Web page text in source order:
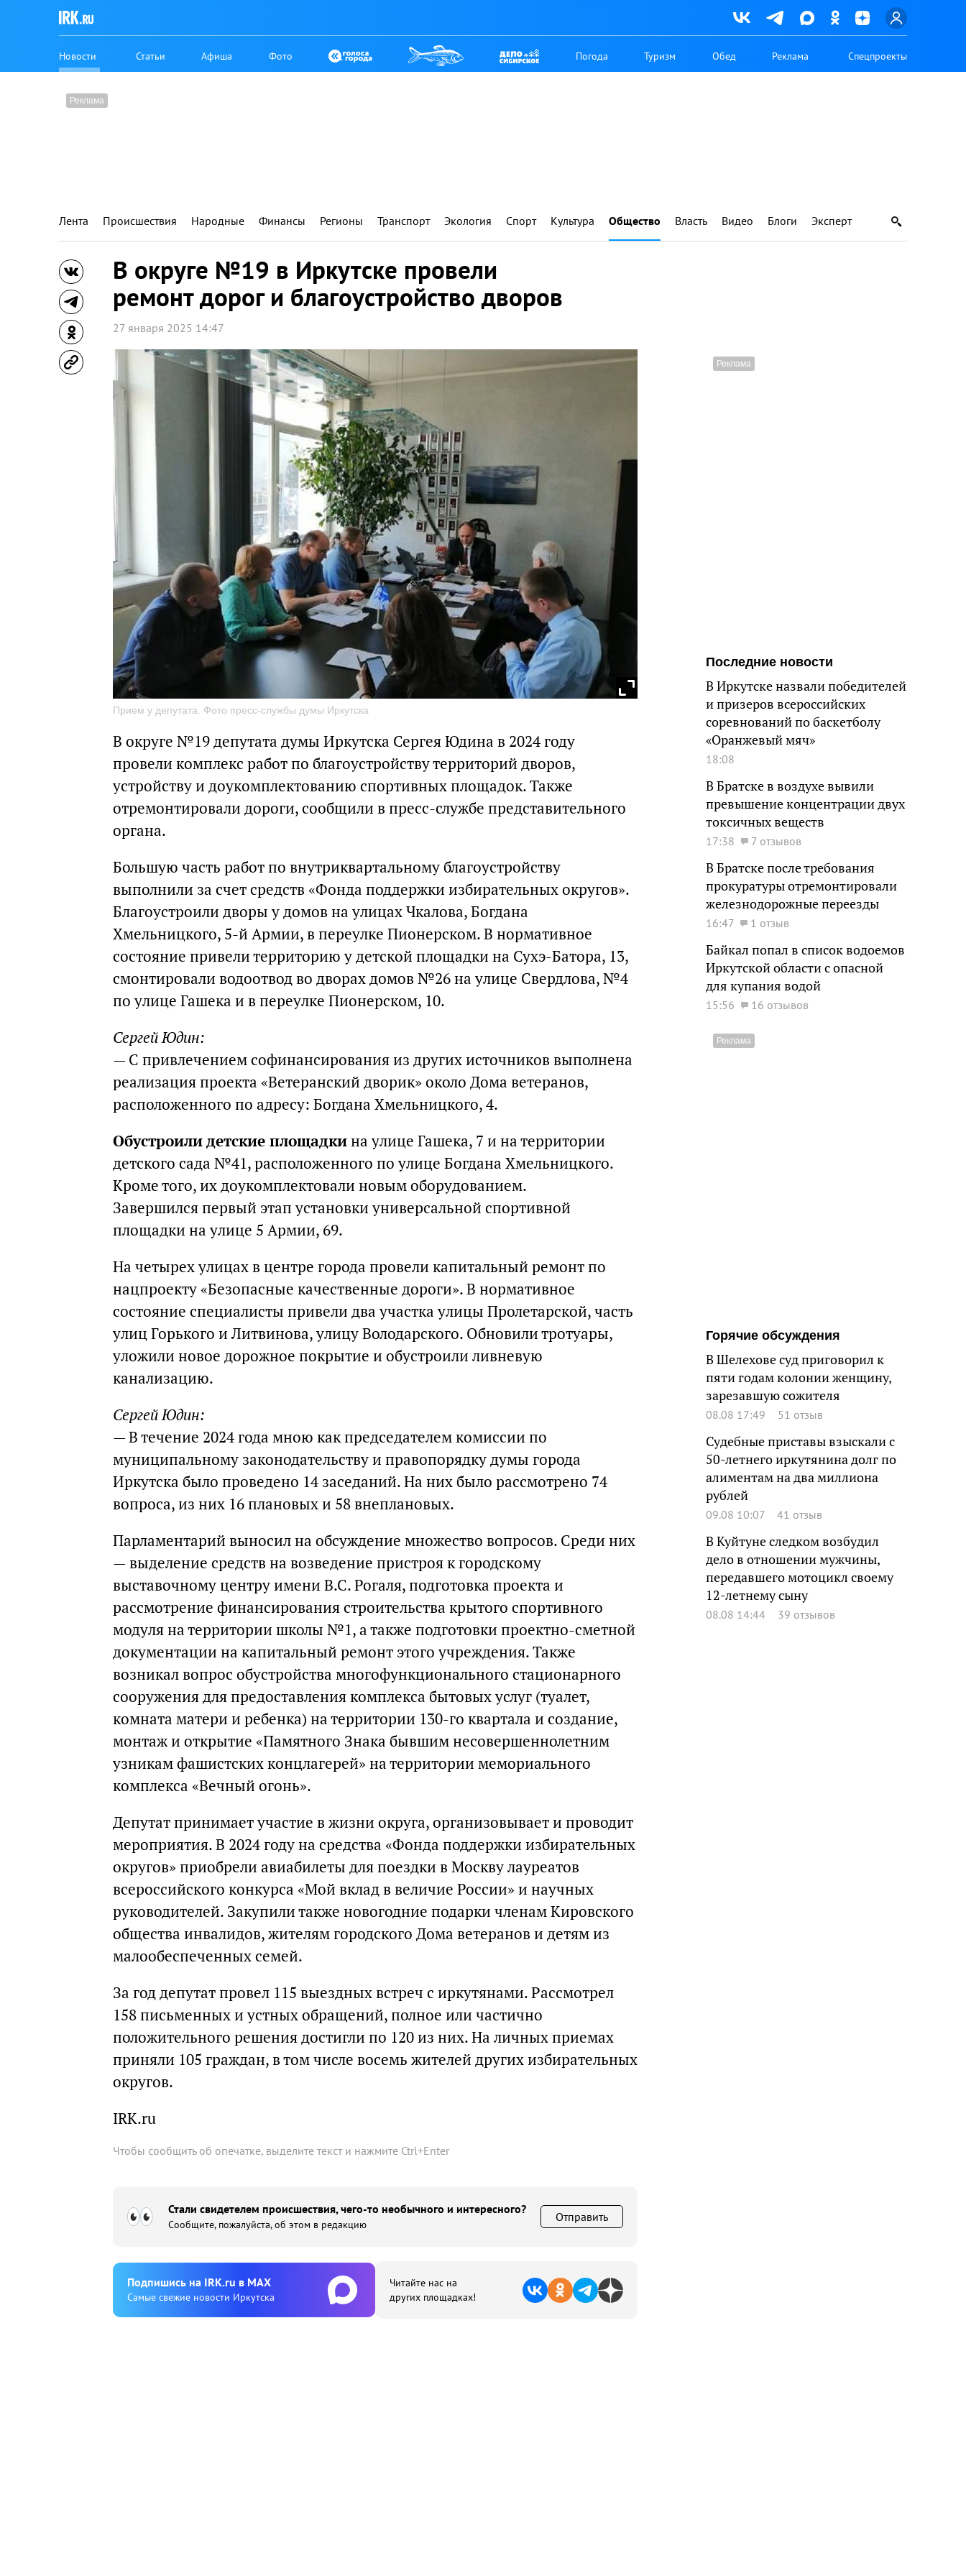
Новости Статьи Афиша Фото Погода Туризм Обед Реклама Спецпроекты
Лента Происшествия Народные Финансы Регионы Транспорт Экология Спорт Культура Общество Власть Видео Блоги Эксперт
В округе №19 в Иркутске провели
ремонт дорог и благоустройство дворов
27 января 2025 14:47
Прием у депутата. Фото пресс-службы думы Иркутска
В округе №19 депутата думы Иркутска Сергея Юдина в 2024 году
провели комплекс работ по благоустройству территорий дворов,
устройству и доукомплектованию спортивных площадок. Также
отремонтировали дороги, сообщили в пресс-службе представительного
органа.
Большую часть работ по внутриквартальному благоустройству
выполнили за счет средств «Фонда поддержки избирательных округов».
Благоустроили дворы у домов на улицах Чкалова, Богдана
Хмельницкого, 5-й Армии, в переулке Пионерском. В нормативное
состояние привели территорию у детской площадки на Сухэ-Батора, 13,
смонтировали водоотвод во дворах домов №26 на улице Свердлова, №4
по улице Гашека и в переулке Пионерском, 10.
Сергей Юдин:
—С привлечением софинансирования из других источников выполнена
реализация проекта «Ветеранский дворик» около Дома ветеранов,
расположенного по адресу: Богдана Хмельницкого, 4.
Обустроили детские площадкина улице Гашека, 7 и на территории
детского сада №41, расположенного по улице Богдана Хмельницкого.
Кроме того, их доукомплектовали новым оборудованием.
Завершился первый этап установки универсальной спортивной
площадки на улице 5 Армии, 69.
На четырех улицах в центре города провели капитальный ремонт по
нацпроекту «Безопасные качественные дороги». В нормативное
состояние специалисты привели два участка улицы Пролетарской, часть
улиц Горького и Литвинова, улицу Володарского. Обновили тротуары,
уложили новое дорожное покрытие и обустроили ливневую
канализацию.
Сергей Юдин:
—В течение 2024 года мною как председателем комиссии по
муниципальному законодательству и правопорядку думы города
Иркутска было проведено 14 заседаний. На них было рассмотрено 74
вопроса, из них 16 плановых и 58 внеплановых.
Парламентарий выносил на обсуждение множество вопросов. Среди них
— выделение средств на возведение пристроя к городскому
выставочному центру имени В.С. Рогаля, подготовка проекта и
рассмотрение финансирования строительства крытого спортивного
модуля на территории школы №1, а также подготовки проектно-сметной
документации на капитальный ремонт этого учреждения. Также
возникал вопрос обустройства многофункционального стационарного
сооружения для предоставления комплекса бытовых услуг (туалет,
комната матери и ребенка) на территории 130-го квартала и создание,
монтаж и открытие «Памятного Знака бывшим несовершеннолетним
узникам фашистских концлагерей» на территории мемориального
комплекса «Вечный огонь».
Депутат принимает участие в жизни округа, организовывает и проводит
мероприятия. В 2024 году на средства «Фонда поддержки избирательных
округов» приобрели авиабилеты для поездки в Москву лауреатов
всероссийского конкурса «Мой вклад в величие России» и научных
руководителей. Закупили также новогодние подарки членам Кировского
общества инвалидов, жителям городского Дома ветеранов и детям из
малообеспеченных семей.
За год депутат провел 115 выездных встреч с иркутянами. Рассмотрел
158 письменных и устных обращений, полное или частично
положительного решения достигли по 120 из них. На личных приемах
приняли 105 граждан, в том числе восемь жителей других избирательных
округов.
IRK.ru
Чтобы сообщить об опечатке, выделите текст и нажмите Ctrl+Enter
Стали свидетелем происшествия, чего-то необычного и интересного?
Сообщите, пожалуйста, об этом в редакцию
Отправить
Подпишиcь на IRK.ru в MAX
Cамые свежие новости Иркутска
Читайте нас на
других площадках!
Последние новости
В Иркутске назвали победителей
и призеров всероссийских
соревнований по баскетболу
«Оранжевый мяч»
18:08
В Братске в воздухе вывили
превышение концентрации двух
токсичных веществ
17:38 7 отзывов
В Братске после требования
прокуратуры отремонтировали
железнодорожные переезды
16:47 1 отзыв
Байкал попал в список водоемов
Иркутской области с опасной
для купания водой
15:56 16 отзывов
Горячие обсуждения
В Шелехове суд приговорил к
пяти годам колонии женщину,
зарезавшую сожителя
08.08 17:49 51 отзыв
Судебные приставы взыскали с
50-летнего иркутянина долг по
алиментам на два миллиона
рублей
09.08 10:07 41 отзыв
В Куйтуне следком возбудил
дело в отношении мужчины,
передавшего мотоцикл своему
12-летнему сыну
08.08 14:44 39 отзывов